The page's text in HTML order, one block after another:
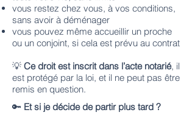
vous restez chez vous, à vos conditions,
sans avoir à déménager
vous pouvez même accueillir un proche
ou un conjoint, si cela est prévu au contrat
💡 Ce droit est inscrit dans l’acte notarié, il
est protégé par la loi, et il ne peut pas être
remis en question.
🔑 Et si je décide de partir plus tard ?